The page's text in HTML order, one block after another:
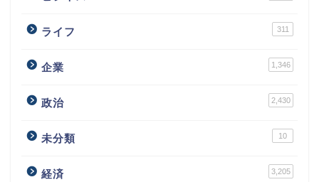
ライフ 311
企業 1,346
政治 2,430
未分類 10
経済 3,205